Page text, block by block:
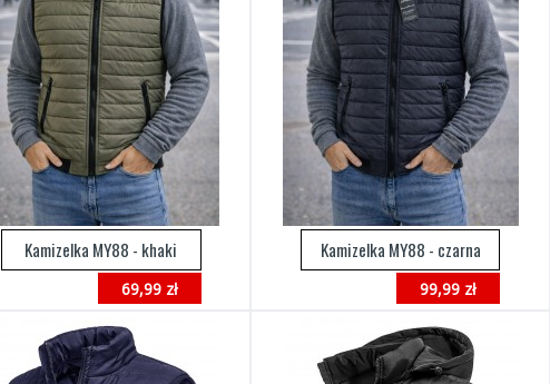
Kamizelka MY88 - khaki
69,99 zł
Kamizelka MY88 - czarna
99,99 zł